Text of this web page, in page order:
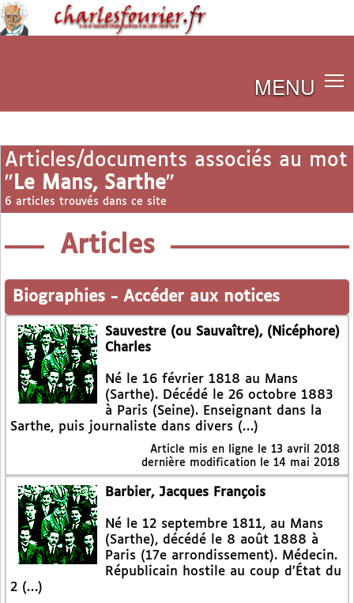
MENU
Articles/documents associés au mot
" Le Mans, Sarthe"
6 articles trouvés dans ce site
Articles
Biographies - Accéder aux notices
Sauvestre (ou Sauvaître), (Nicéphore)
Charles
Né le 16 février 1818 au Mans
(Sarthe). Décédé le 26 octobre 1883
à Paris (Seine). Enseignant dans la
Sarthe, puis journaliste dans divers (…)
Article mis en ligne le 13 avril 2018
dernière modification le 14 mai 2018
Barbier, Jacques François
Né le 12 septembre 1811, au Mans
(Sarthe), décédé le 8 août 1888 à
Paris (17e arrondissement). Médecin.
Républicain hostile au coup d’État du
2 (…)